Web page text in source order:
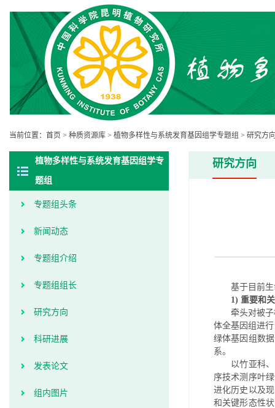
当前位置： 首页 > 种质资源库 > 植物多样性与系统发育基因组学专题组 > 研究方
植物多样性与系统发育基因组学专
题组
专题组头条
新闻动态
专题组介绍
专题组组长
研究方向
科研进展
发表论文
组内图片
研究方向
基于目前生命
1) 重要和关
牵头对被子植
体全基因组进
绿体基因组数
系。
以竹亚科、山
序技术测序叶
进化历史以及
和关键形态性